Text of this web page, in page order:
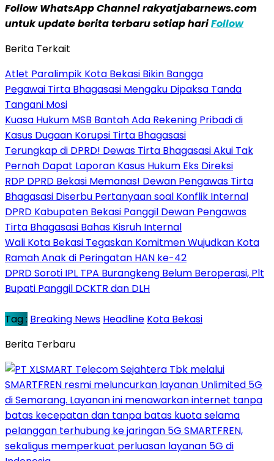
Follow WhatsApp Channel rakyatjabarnews.com
untuk update berita terbaru setiap hariFollow
Berita Terkait
Atlet Paralimpik Kota Bekasi Bikin Bangga
Pegawai Tirta Bhagasasi Mengaku Dipaksa Tanda
Tangani Mosi
Kuasa Hukum MSB Bantah Ada Rekening Pribadi di
Kasus Dugaan Korupsi Tirta Bhagasasi
Terungkap di DPRD! Dewas Tirta Bhagasasi Akui Tak
Pernah Dapat Laporan Kasus Hukum Eks Direksi
RDP DPRD Bekasi Memanas! Dewan Pengawas Tirta
Bhagasasi Diserbu Pertanyaan soal Konflik Internal
DPRD Kabupaten Bekasi Panggil Dewan Pengawas
Tirta Bhagasasi Bahas Kisruh Internal
Wali Kota Bekasi Tegaskan Komitmen Wujudkan Kota
Ramah Anak di Peringatan HAN ke-42
DPRD Soroti IPL TPA Burangkeng Belum Beroperasi, Plt
Bupati Panggil DCKTR dan DLH
Tag : Breaking News Headline Kota Bekasi
Berita Terbaru